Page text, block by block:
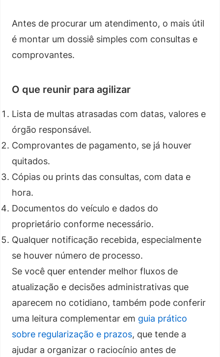
Antes de procurar um atendimento, o mais útil
é montar um dossiê simples com consultas e
comprovantes.
O que reunir para agilizar
Lista de multas atrasadas com datas, valores e
órgão responsável.
Comprovantes de pagamento, se já houver
quitados.
Cópias ou prints das consultas, com data e
hora.
Documentos do veículo e dados do
proprietário conforme necessário.
Qualquer notificação recebida, especialmente
se houver número de processo.
Se você quer entender melhor fluxos de
atualização e decisões administrativas que
aparecem no cotidiano, também pode conferir
uma leitura complementar em guia prático
sobre regularização e prazos, que tende a
ajudar a organizar o raciocínio antes de